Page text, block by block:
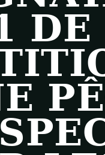
DE